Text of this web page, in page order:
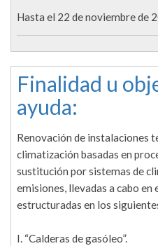
Hasta el 22 de noviembre de
Finalidad u
ayuda:
Renovación de instalaciones
climatización basadas en
sustitución por sistemas de
emisiones, llevadas a cabo
estructuradas en los
I. “Calderas de gasóleo”.